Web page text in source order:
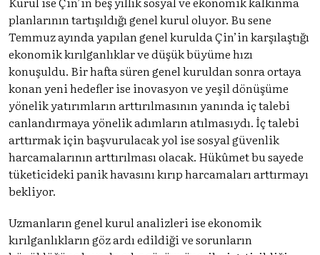
planlarının tartışıldığı genel kurul oluyor. Bu sene
Temmuz ayında yapılan genel kurulda Çin’in karşılaştığı
ekonomik kırılganlıklar ve düşük büyüme hızı
konuşuldu. Bir hafta süren genel kuruldan sonra ortaya
konan yeni hedefler ise inovasyon ve yeşil dönüşüme
yönelik yatırımların arttırılmasının yanında iç talebi
canlandırmaya yönelik adımların atılmasıydı. İç talebi
arttırmak için başvurulacak yol ise sosyal güvenlik
harcamalarının arttırılması olacak. Hükûmet bu sayede
tüketicideki panik havasını kırıp harcamaları arttırmayı
bekliyor.
Uzmanların genel kurul analizleri ise ekonomik
kırılganlıkların göz ardı edildiği ve sorunların